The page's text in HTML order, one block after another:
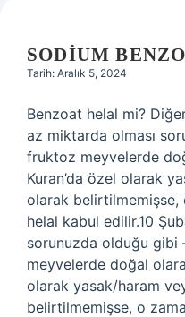
SODIUM
Tarih: Aralık 5, 2024
Benzoat helal mi?
az miktarda olması
fruktoz meyvelerde
Kuran’da özel olarak
olarak belirtilmemişse,
helal kabul edilir.10
sorunuzda olduğu
meyvelerde doğal
olarak yasak/haram
belirtilmemişse, o